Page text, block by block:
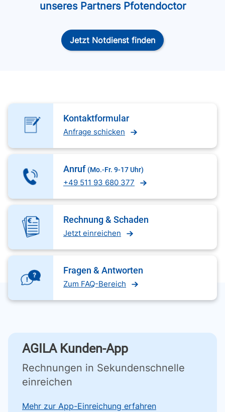
unseres Partners Pfotendoctor
Jetzt Notdienst finden
Kontaktformular
Anfrage schicken
Anruf (Mo.-Fr. 9-17 Uhr)
+49 511 93 680 377
Rechnung & Schaden
Jetzt einreichen
Fragen & Antworten
Zum FAQ-Bereich
AGILA Kunden-App
Rechnungen in Sekundenschnelle
einreichen
Mehr zur App-Einreichung erfahren